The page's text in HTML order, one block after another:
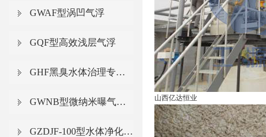
GWAF型涡凹气浮
GQF型高效浅层气浮
GHF黑臭水体治理专用气浮
GWNB型微纳米曝气系统
GZDJF-100型水体净化增氧一体化气浮船
山西亿达恒业